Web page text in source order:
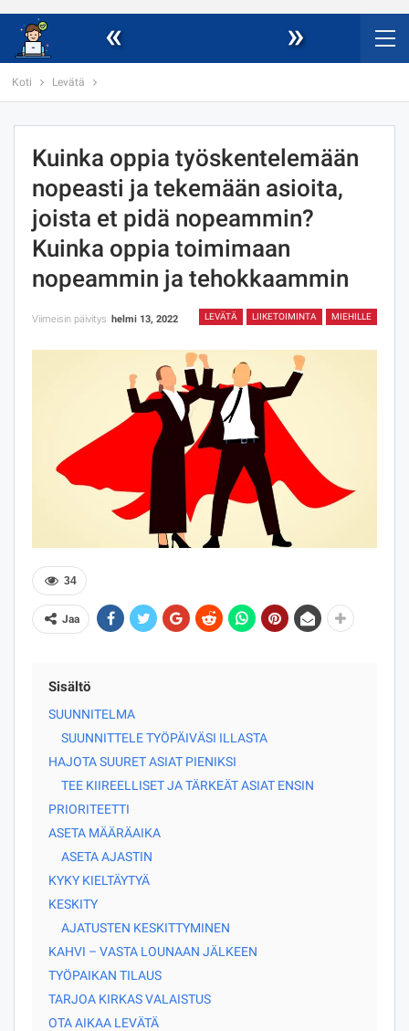
« »
Koti Levätä
Kuinka oppia työskentelemään
nopeasti ja tekemään asioita,
joista et pidä nopeammin?
Kuinka oppia toimimaan
nopeammin ja tehokkaammin
LEVÄTÄ LIIKETOIMINTA MIEHILLE
Viimeisin päivitys helmi 13, 2022
34
Jaa
Sisältö
SUUNNITELMA
SUUNNITTELE TYÖPÄIVÄSI ILLASTA
HAJOTA SUURET ASIAT PIENIKSI
TEE KIIREELLISET JA TÄRKEÄT ASIAT ENSIN
PRIORITEETTI
ASETA MÄÄRÄAIKA
ASETA AJASTIN
KYKY KIELTÄYTYÄ
KESKITY
AJATUSTEN KESKITTYMINEN
KAHVI – VASTA LOUNAAN JÄLKEEN
TYÖPAIKAN TILAUS
TARJOA KIRKAS VALAISTUS
OTA AIKAA LEVÄTÄ